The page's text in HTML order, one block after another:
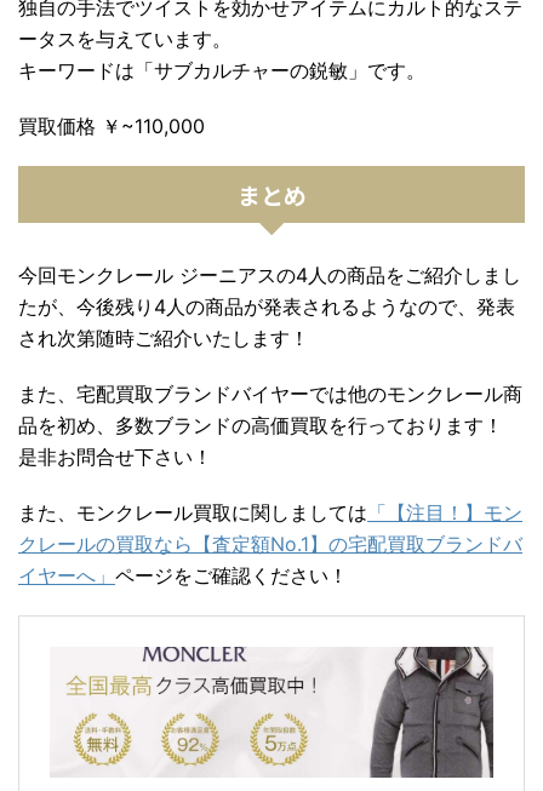
独自の手法でツイストを効かせアイテムにカルト的なステ
ータスを与えています。
キーワードは「サブカルチャーの鋭敏 」です。
買取価格 ￥~110,000
まとめ
今回モンクレール ジーニアスの4人の商品をご紹介しまし
たが、今後残り4人の商品が発表されるようなので、発表
され次第随時ご紹介いたします！
また、宅配買取ブランドバイヤーでは他のモンクレール商
品を初め、多数ブランドの高価買取を行っております！
是非お問合せ下さい！
また、モンクレール買取に関しましては 「【注目！】モン
クレールの買取なら【査定額No.1】の宅配買取ブランドバ
イヤーへ」 ページをご確認ください！